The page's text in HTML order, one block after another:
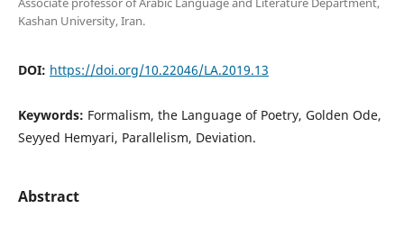
Kashan University, Iran.
DOI: https://doi.org/10.22046/LA.2019.13
Keywords: Formalism, the Language of Poetry, Golden Ode,
Seyyed Hemyari, Parallelism, Deviation.
Abstract